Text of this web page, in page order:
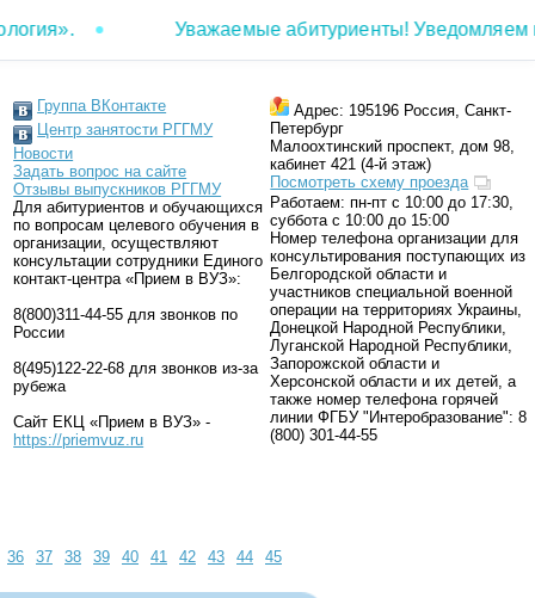
Уважаемые абитуриенты! Уведомляем вас
Группа ВКонтакте
Центр занятости РГГМУ
Новости
Задать вопрос на сайте
Отзывы выпускников РГГМУ
Для абитуриентов и обучающихся
по вопросам целевого обучения в
организации, осуществляют
консультации сотрудники Единого
контакт-центра «Прием в ВУЗ»:
8(800)311-44-55 для звонков по
России
8(495)122-22-68 для звонков из-за
рубежа
Сайт ЕКЦ «Прием в ВУЗ» -
https://priemvuz.ru
Адрес: 195196 Россия, Санкт-
Петербург
Малоохтинский проспект, дом 98,
кабинет 421 (4-й этаж)
Посмотреть cхему проезда
Работаем: пн-пт с 10:00 до 17:30,
суббота с 10:00 до 15:00
Номер телефона организации для
консультирования поступающих из
Белгородской области и
участников специальной военной
операции на территориях Украины,
Донецкой Народной Республики,
Луганской Народной Республики,
Запорожской области и
Херсонской области и их детей, а
также номер телефона горячей
линии ФГБУ "Интеробразование": 8
(800) 301-44-55
36 37 38 39 40 41 42 43 44 45